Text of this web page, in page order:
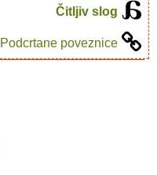
Čitljiv slog
Podcrtane poveznice